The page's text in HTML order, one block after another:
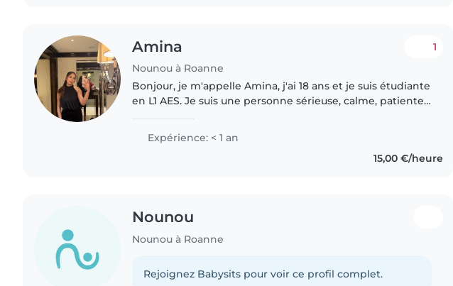
Amina
Nounou à Roanne
1
Bonjour, je m'appelle Amina, j'ai 18 ans et je suis étudiante
en L1 AES. Je suis une personne sérieuse, calme, patiente
Expérience: < 1 an
15,00 €/heure
Nounou
Nounou à Roanne
Rejoignez Babysits pour voir ce profil complet.